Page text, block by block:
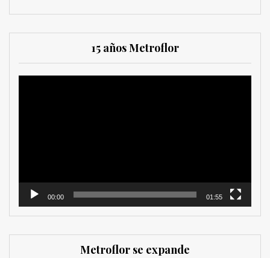
15 años Metroflor
00:00 01:55
Metroflor se expande